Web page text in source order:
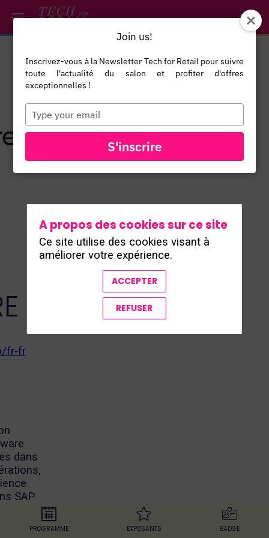
TOUS LES
fr-fr
dans
SAP
cloud,
sesPROGRAMME EXPOSANTS BADGE
A propos des cookies sur ce site
Ce site utilise des cookies visant à
améliorer votre expérience.
ACCEPTER
REFUSER
*/
Join us!
Inscrivez-vous à la Newsletter Tech for Retail pour suivre
toute l'actualité du salon et profiter d'offres
exceptionnelles !
Type
your
email
S'inscrire